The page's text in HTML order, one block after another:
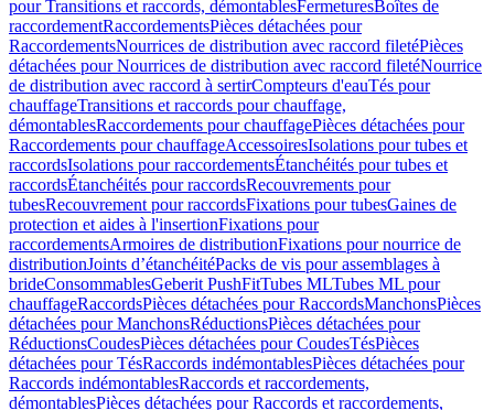
pour Transitions et raccords, démontablesFermeturesBoîtes de
raccordementRaccordementsPièces détachées pour
RaccordementsNourrices de distribution avec raccord filetéPièces
détachées pour Nourrices de distribution avec raccord filetéNourrice
de distribution avec raccord à sertirCompteurs d'eauTés pour
chauffageTransitions et raccords pour chauffage,
démontablesRaccordements pour chauffagePièces détachées pour
Raccordements pour chauffageAccessoiresIsolations pour tubes et
raccordsIsolations pour raccordementsÉtanchéités pour tubes et
raccordsÉtanchéités pour raccordsRecouvrements pour
tubesRecouvrement pour raccordsFixations pour tubesGaines de
protection et aides à l'insertionFixations pour
raccordementsArmoires de distributionFixations pour nourrice de
distributionJoints d’étanchéitéPacks de vis pour assemblages à
brideConsommablesGeberit PushFitTubes MLTubes ML pour
chauffageRaccordsPièces détachées pour RaccordsManchonsPièces
détachées pour ManchonsRéductionsPièces détachées pour
RéductionsCoudesPièces détachées pour CoudesTésPièces
détachées pour TésRaccords indémontablesPièces détachées pour
Raccords indémontablesRaccords et raccordements,
démontablesPièces détachées pour Raccords et raccordements,